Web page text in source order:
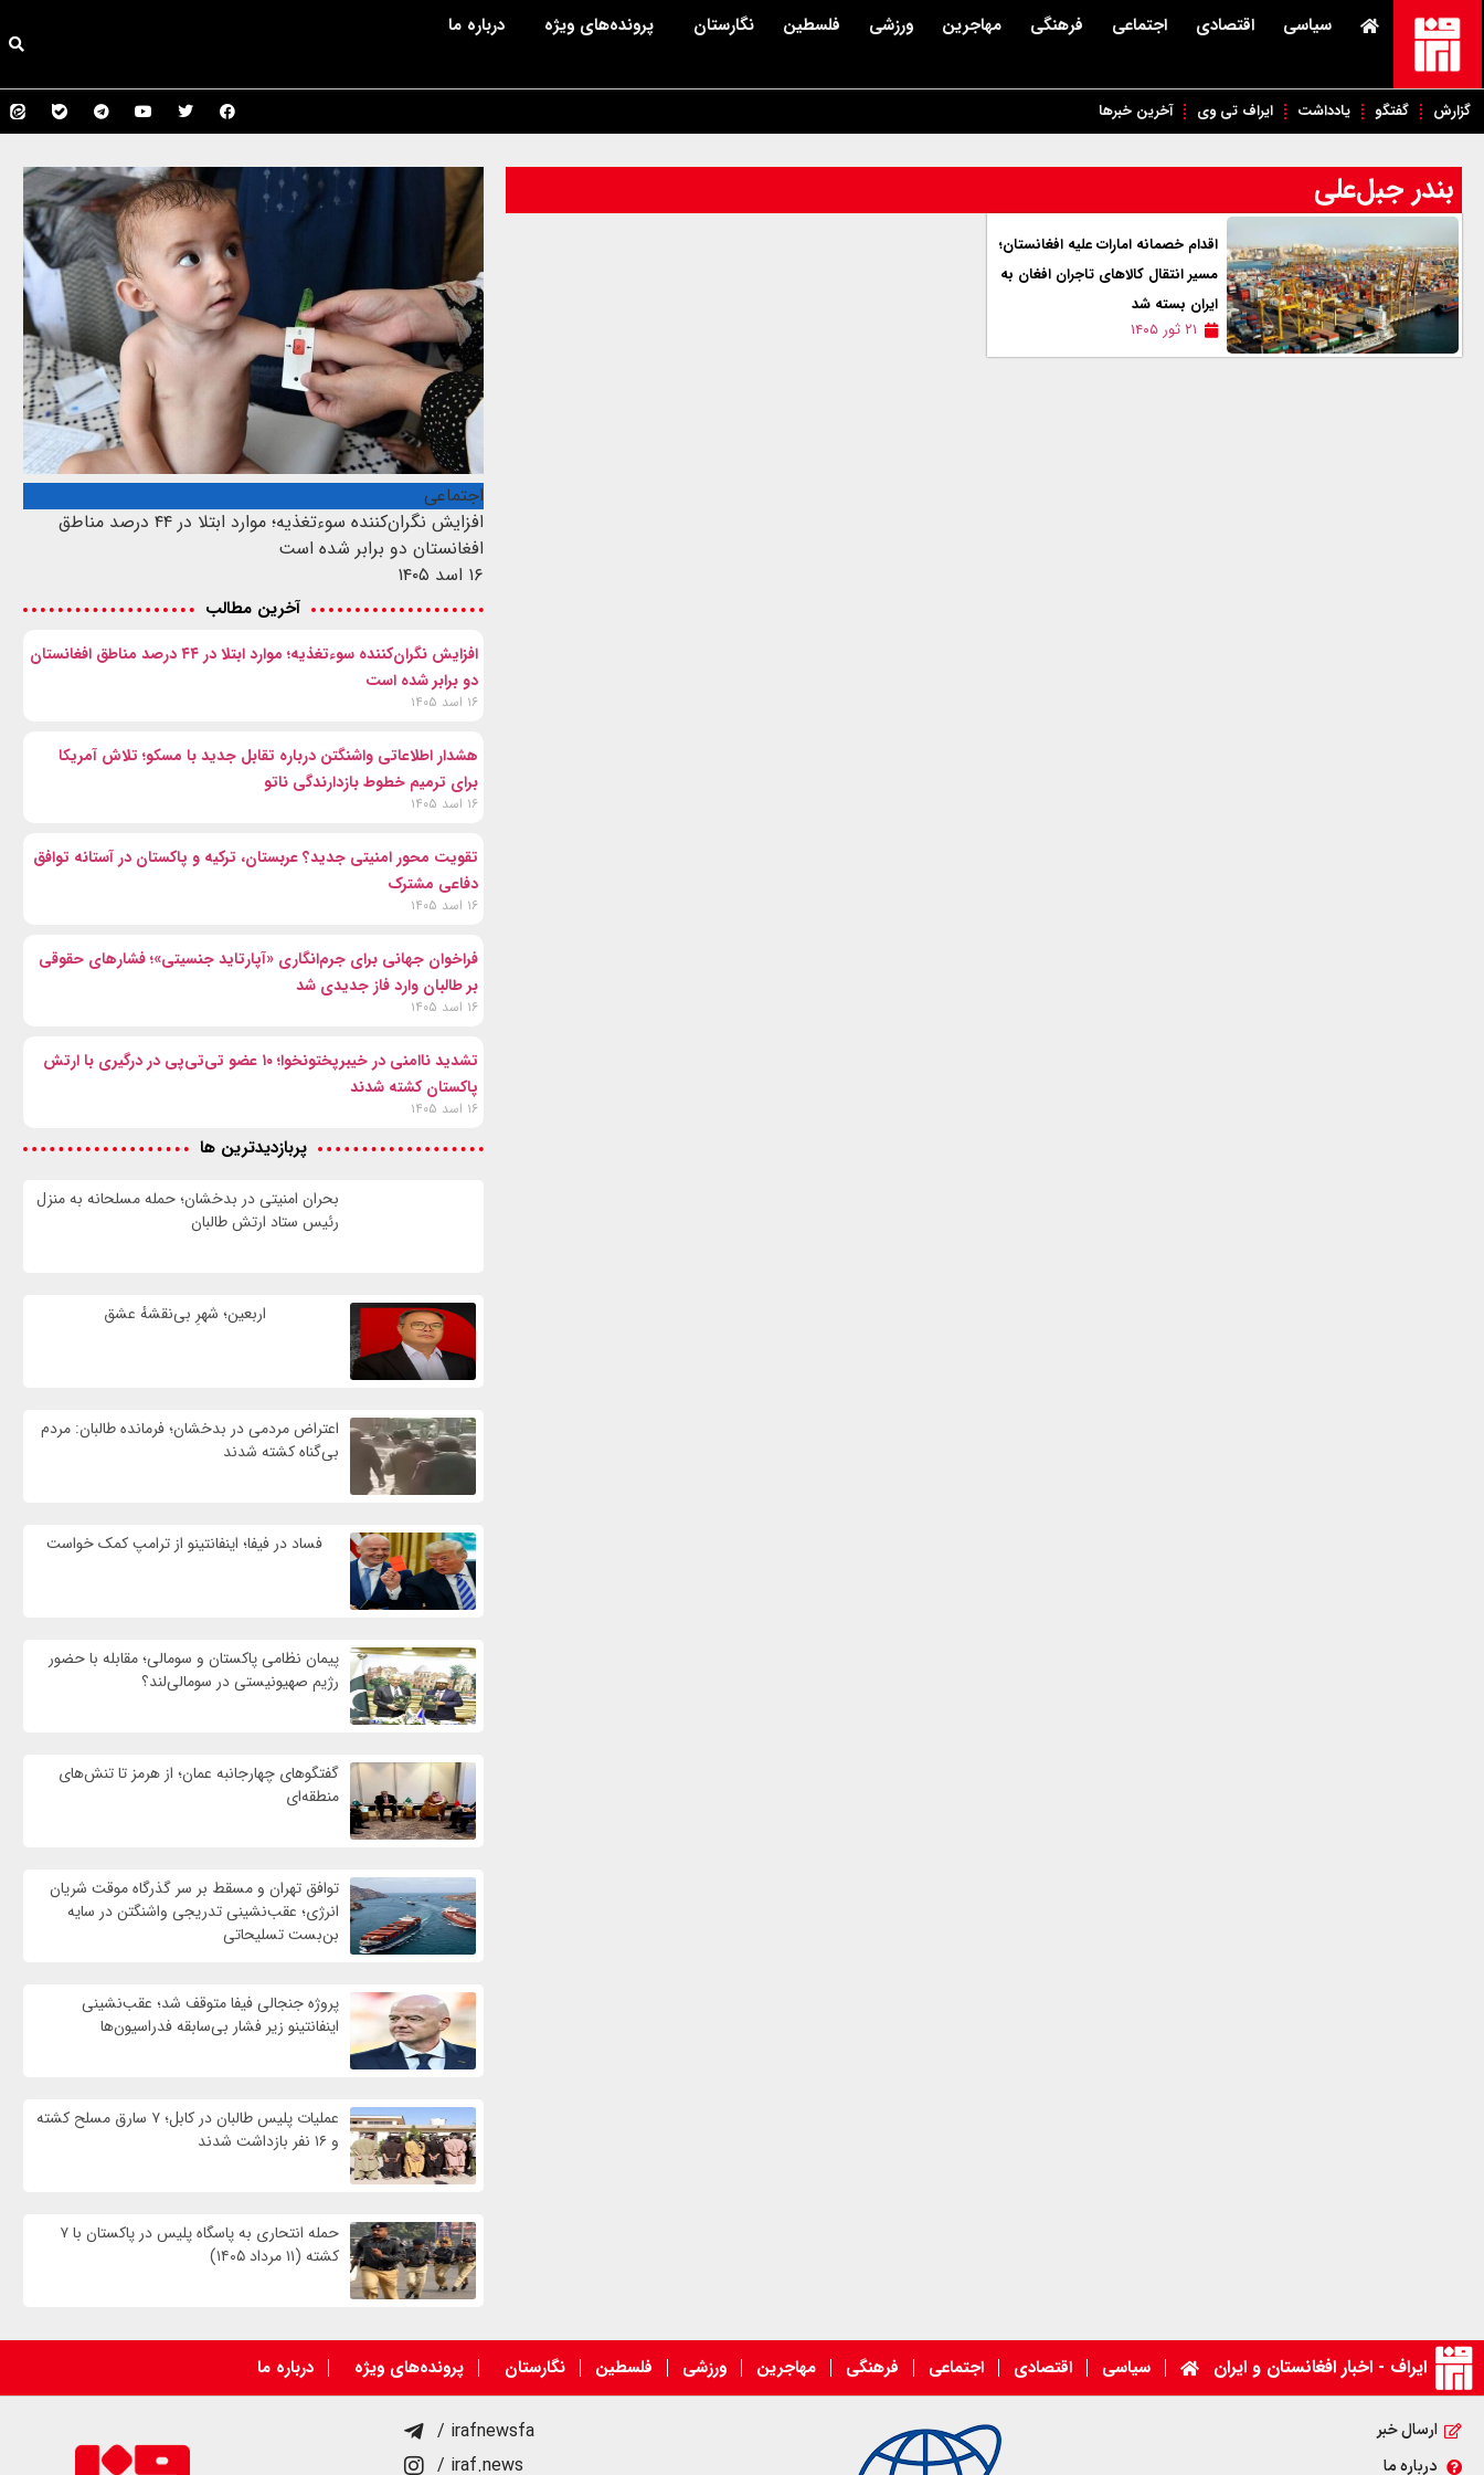
سیاسی اقتصادی اجتماعی فرهنگی مهاجرین ورزشی فلسطین نگارستان پرونده‌های ویژه درباره ما
گزارش گفتگو یادداشت ایراف تی وی آخرین خبرها
بندر جبل‌علی
اقدام خصمانه امارات علیه افغانستان؛
مسیر انتقال کالاهای تاجران افغان به
ایران بسته شد
۲۱ ثور ۱۴۰۵
اجتماعی
افزایش نگران‌کننده سوءتغذیه؛ موارد ابتلا در ۴۴ درصد مناطق
افغانستان دو برابر شده است
۱۶ اسد ۱۴۰۵
آخرین مطالب
افزایش نگران‌کننده سوءتغذیه؛ موارد ابتلا در ۴۴ درصد مناطق افغانستان
دو برابر شده است
۱۶ اسد ۱۴۰۵
هشدار اطلاعاتی واشنگتن درباره تقابل جدید با مسکو؛ تلاش آمریکا
برای ترمیم خطوط بازدارندگی ناتو
۱۶ اسد ۱۴۰۵
تقویت محور امنیتی جدید؟ عربستان، ترکیه و پاکستان در آستانه توافق
دفاعی مشترک
۱۶ اسد ۱۴۰۵
فراخوان جهانی برای جرم‌انگاری «آپارتاید جنسیتی»؛ فشارهای حقوقی
بر طالبان وارد فاز جدیدی شد
۱۶ اسد ۱۴۰۵
تشدید ناامنی در خیبرپختونخوا؛ ۱۰ عضو تی‌تی‌پی در درگیری با ارتش
پاکستان کشته شدند
۱۶ اسد ۱۴۰۵
پربازدیدترین ها
بحران امنیتی در بدخشان؛ حمله مسلحانه به منزل
رئیس ستاد ارتش طالبان
اربعین؛ شهرِ بی‌نقشهٔ عشق
اعتراض مردمی در بدخشان؛ فرمانده طالبان: مردم
بی‌گناه کشته شدند
فساد در فیفا؛ اینفانتینو از ترامپ کمک خواست
پیمان نظامی پاکستان و سومالی؛ مقابله با حضور
رژيم صهیونیستی در سومالی‌لند؟
گفتگوهای چهارجانبه عمان؛ از هرمز تا تنش‌های
منطقه‌ای
توافق تهران و مسقط بر سر گذرگاه موقت شریان
انرژی؛ عقب‌نشینی تدریجی واشنگتن در سایه
بن‌بست تسلیحاتی
پروژه جنجالی فیفا متوقف شد؛ عقب‌نشینی
اینفانتینو زیر فشار بی‌سابقه فدراسیون‌ها
عملیات پلیس طالبان در کابل؛ ۷ سارق مسلح کشته
و ۱۶ نفر بازداشت شدند
حمله انتحاری به پاسگاه پلیس در پاکستان با ۷
کشته (۱۱ مرداد ۱۴۰۵)
ایراف - اخبار افغانستان و ایران سیاسی اقتصادی اجتماعی فرهنگی مهاجرین ورزشی فلسطین نگارستان پرونده‌های ویژه درباره ما
ارسال خبر
درباره ما
/ irafnewsfa
/ iraf.news